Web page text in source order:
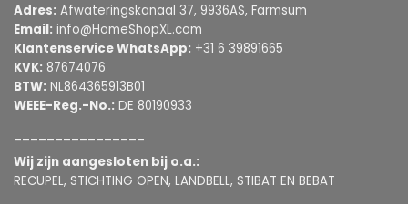
Adres: Afwateringskanaal 37, 9936AS, Farmsum
Email: info@HomeShopXL.com
Klantenservice WhatsApp: +31 6 39891665
KVK: 87674076
BTW: NL864365913B01
WEEE-Reg.-No.: DE 80190933
Wij zijn aangesloten bij o.a.:
RECUPEL, STICHTING OPEN, LANDBELL, STIBAT EN BEBAT